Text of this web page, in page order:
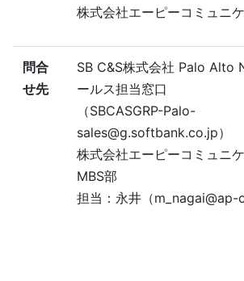
株式会社エーピーコミュニ
問合
せ先
SB C&S株式会社 Palo Alto
ールス担当窓口
（SBCASGRP-Palo-
sales@g.softbank.co.jp）
株式会社エーピーコミュニ
MBS部
担当：永井（m_nagai@ap-